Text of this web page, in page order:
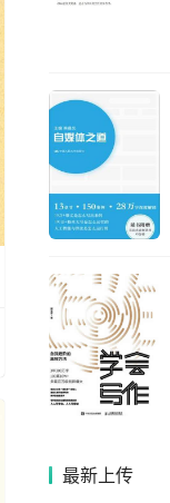
最新 上传